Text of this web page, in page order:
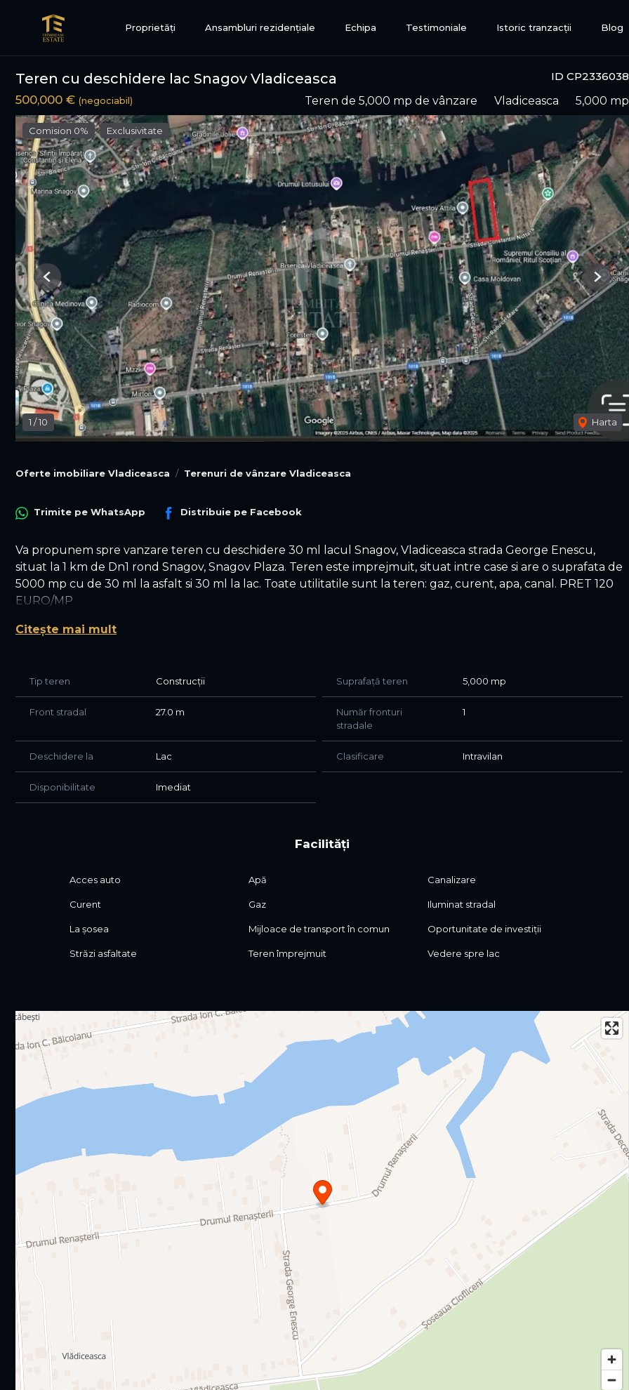
Proprietăți Ansambluri rezidențiale Echipa Testimoniale Istoric tranzacții Blog
ID CP2336038
Teren cu deschidere lac Snagov Vladiceasca
500,000 € (negociabil) Teren de 5,000 mp de vânzare Vladiceasca 5,000 mp
Comision 0% Exclusivitate
1 /10 Harta
Previous Next
Oferte imobiliare Vladiceasca Terenuri de vânzare Vladiceasca
Trimite pe WhatsApp Distribuie pe Facebook
Va propunem spre vanzare teren cu deschidere 30 ml lacul Snagov, Vladiceasca strada George Enescu,
situat la 1 km de Dn1 rond Snagov, Snagov Plaza. Teren este imprejmuit, situat intre case si are o suprafata de
5000 mp cu de 30 ml la asfalt si 30 ml la lac. Toate utilitatile sunt la teren: gaz, curent, apa, canal. PRET 120
EURO/MP
Citește mai mult
Tip teren Construcții Suprafață teren 5,000 mp
Front stradal 27.0 m
Număr fronturi
stradale
1
Deschidere la Lac Clasificare Intravilan
Disponibilitate Imediat
Facilități
Acces auto Apă Canalizare
Curent Gaz Iluminat stradal
La șosea Mijloace de transport în comun Oportunitate de investiții
Străzi asfaltate Teren împrejmuit Vedere spre lac